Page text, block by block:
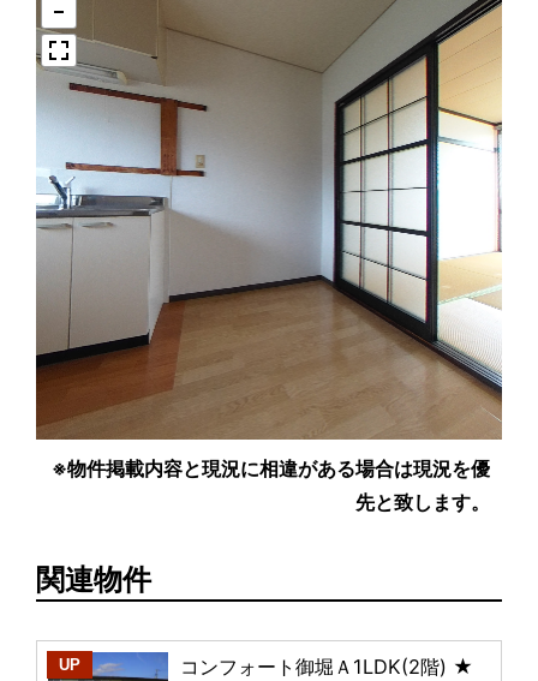
※物件掲載内容と現況に相違がある場合は現況を優
先と致します。
関連物件
UP
コンフォート御堀Ａ1LDK(2階) ★